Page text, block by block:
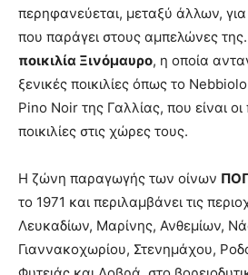
περηφανεύεται, μεταξύ άλλων, για
που παράγει στους αμπελώνες
ποικιλία Ξινόμαυρο, η οποία
ξενικές ποικιλίες όπως το
Pino Noir της Γαλλίας, που είναι οι
ποικιλίες στις χώρες τους.
Η ζώνη παραγωγής των οίνων
το 1971 και περιλαμβάνει τις
Λευκαδίων, Μαρίνης, Ανθεμίων,
Γιαννακοχωρίου, Στενημάχου,